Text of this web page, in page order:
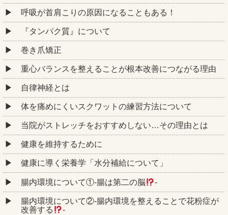
呼吸が首肩こりの原因になることもある！
『タンパク質』について
巻き爪矯正
重心バランスを整えることが根本改善につながる理由
自律神経とは
体を痛めにくいスクワットの練習方法について
当院がストレッチをおすすめしない…その理由とは
健康を維持するために
健康に導く栄養学「水分補給について」
腸内環境について①‐腸は第二の脳 ‐
腸内環境について②‐腸内環境を整えることで花粉症が
改善する
‐